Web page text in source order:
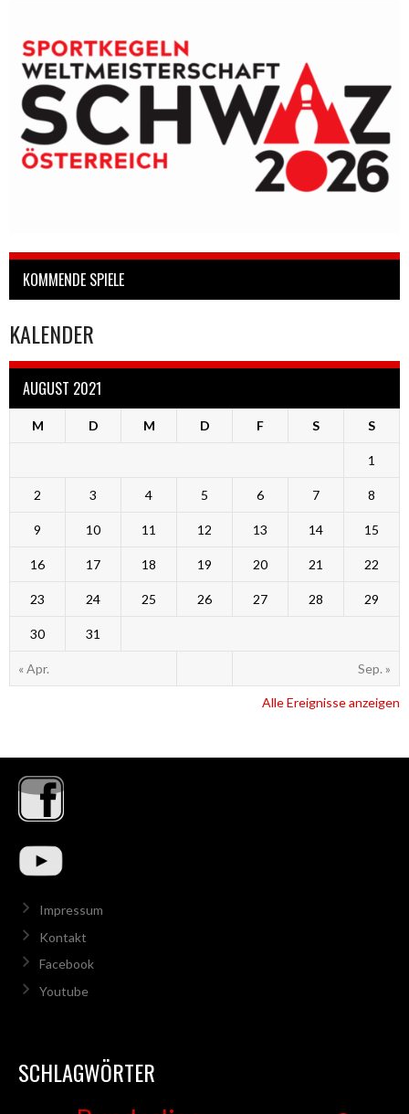
KOMMENDE SPIELE
KALENDER
AUGUST 2021
M D M D F S S
« Apr. Sep. »
1
2 3 4 5 6 7 8
9 10 11 12 13 14 15
16 17 18 19 20 21 22
23 24 25 26 27 28 29
30 31
Alle Ereignisse anzeigen
Impressum
Kontakt
Facebook
Youtube
SCHLAGWÖRTER